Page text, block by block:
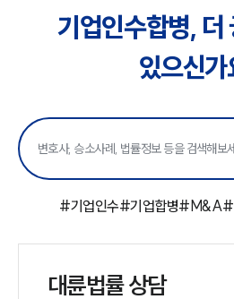
기업인수합병, 더
있으신
#기업인수#기업합병# M&A#
대륜법률 상담